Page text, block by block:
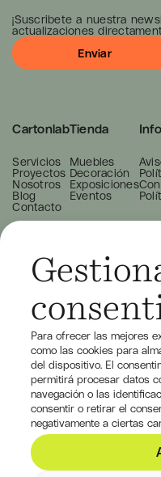
Para ofrecer las mejores
como las cookies para
del dispositivo. El
permitirá procesar datos
navegación o las
consentir o retirar el
negativamente a ciertas
¡Suscribete a nuestra
actualizaciones
Cartonlab
Servicios
Proyectos
Nosotros
Blog
Contacto
Tienda
Muebles
Decoración
Exposiciones
Eventos